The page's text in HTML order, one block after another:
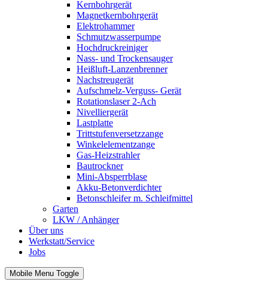
Kernbohrgerät
Magnetkernbohrgerät
Elektrohammer
Schmutzwasserpumpe
Hochdruckreiniger
Nass- und Trockensauger
Heißluft-Lanzenbrenner
Nachstreugerät
Aufschmelz-Verguss- Gerät
Rotationslaser 2-Ach
Nivelliergerät
Lastplatte
Trittstufenversetzzange
Winkelelementzange
Gas-Heizstrahler
Bautrockner
Mini-Absperrblase
Akku-Betonverdichter
Betonschleifer m. Schleifmittel
Garten
LKW / Anhänger
Über uns
Werkstatt/Service
Jobs
Mobile Menu Toggle